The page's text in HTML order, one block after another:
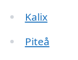
Kalix
Piteå